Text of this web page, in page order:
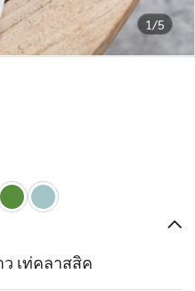
1/5
เท่คลาสสิค